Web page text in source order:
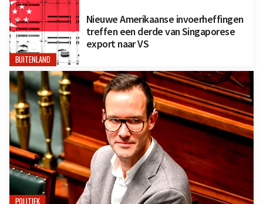
BUITENLAND
Nieuwe Amerikaanse invoerheffingen
treffen een derde van Singaporese
export naar VS
POLITIEK